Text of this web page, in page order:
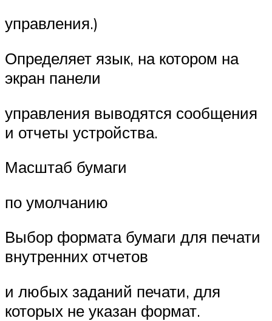
управления.)
Определяет язык, на котором на
экран панели
управления выводятся сообщения
и отчеты устройства.
Масштаб бумаги
по умолчанию
Выбор формата бумаги для печати
внутренних отчетов
и любых заданий печати, для
которых не указан формат.